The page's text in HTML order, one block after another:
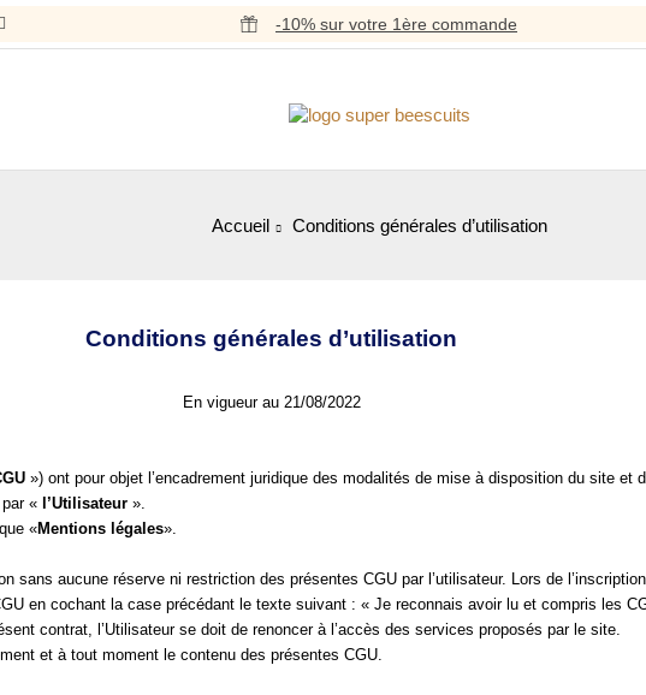
-10% sur votre 1ère commande
Accueil Conditions générales d’utilisation
Conditions générales d’utilisation
En vigueur au 21/08/2022
») ont pour objet l’encadrement juridique des modalités de mise à disposition du site et
« l’Utilisateur ».
«Mentions légales».
sans aucune réserve ni restriction des présentes CGU par l’utilisateur. Lors de
en cochant la case précédant le texte suivant : « Je reconnais avoir lu et compris les
contrat, l’Utilisateur se doit de renoncer à l’accès des services proposés par le site.
et à tout moment le contenu des présentes CGU.